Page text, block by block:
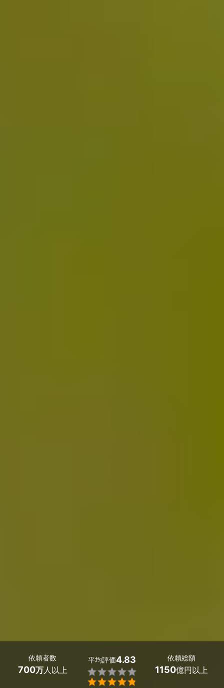
依頼者数
700万人以上
平均評価4.83


依頼総額
1150億円以上